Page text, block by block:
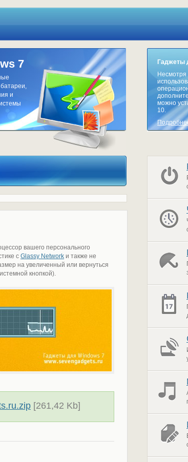
7
и
Гаджеты
Несмотря
можно
10.
вашего персонального
с Glassy Network и также не
на увеличенный или вернуться
кнопкой).
[261,42 Kb]